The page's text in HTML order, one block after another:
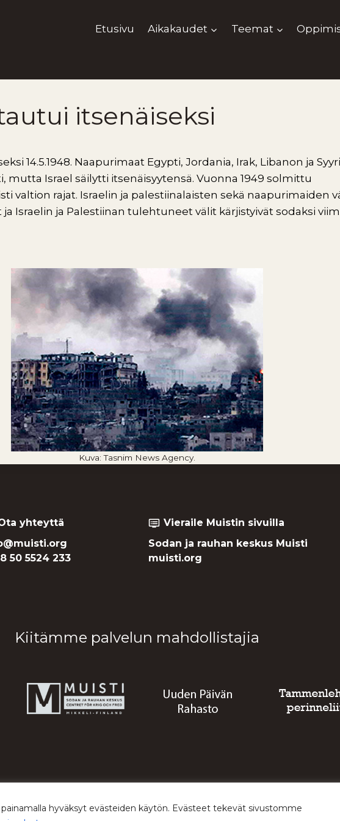
hyväksyt evästeiden käytön. Evästeet tekevät sivustomme
Etusivu Aikakaudet Teemat
itsenäiseksi
14.5.1948. Naapurimaat Egypti, Jordania, Irak, Libanon ja
mutta Israel säilytti itsenäisyytensä. Vuonna 1949 solmittu
valtion rajat. Israelin ja palestiinalaisten sekä naapurimaiden
Israelin ja Palestiinan tulehtuneet välit kärjistyivät sodaksi
Kuva: Tasnim News Agency.
yhteyttä
50 5524 233
dvr Vieraile Muistin sivuilla
Sodan ja rauhan keskus Muisti
muisti.org
Kiitämme palvelun mahdollistajia
© 2026 Sodan ja rauhan keskus Muisti